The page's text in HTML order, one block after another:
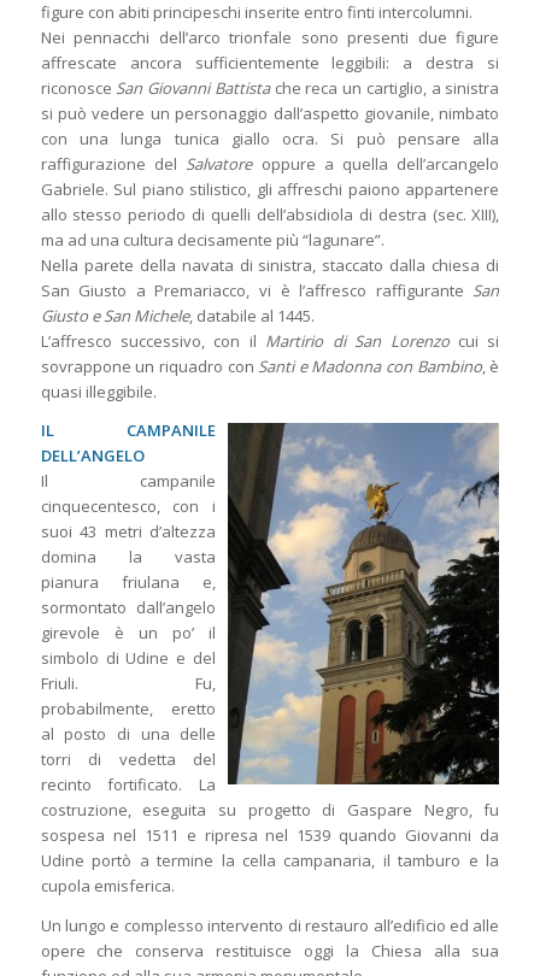
figure con abiti principeschi inserite entro finti intercolumni.
Nei pennacchi dell’arco trionfale sono presenti due figure
affrescate ancora sufficientemente leggibili: a destra si
riconosce San Giovanni Battista che reca un cartiglio, a sinistra
si può vedere un personaggio dall’aspetto giovanile, nimbato
con una lunga tunica giallo ocra. Si può pensare alla
raffigurazione del Salvatoreoppure a quella dell’arcangelo
Gabriele. Sul piano stilistico, gli affreschi paiono appartenere
allo stesso periodo di quelli dell’absidiola di destra (sec. XIII),
ma ad una cultura decisamente più “lagunare”.
Nella parete della navata di sinistra, staccato dalla chiesa di
San Giusto a Premariacco, vi è l’affresco raffigurante San
Giusto e San Michele, databile al 1445.
L’affresco successivo, con il Martirio di San Lorenzocui si
sovrappone un riquadro con Santi e Madonna con Bambino, è
quasi illeggibile.
IL CAMPANILE
DELL’ANGELO
Il campanile
cinquecentesco, con i
suoi 43 metri d’altezza
domina la vasta
pianura friulana e,
sormontato dall’angelo
girevole è un po’ il
simbolo di Udine e del
Friuli. Fu,
probabilmente, eretto
al posto di una delle
torri di vedetta del
recinto fortificato. La
costruzione, eseguita su progetto di Gaspare Negro, fu
sospesa nel 1511 e ripresa nel 1539 quando Giovanni da
Udine portò a termine la cella campanaria, il tamburo e la
cupola emisferica.
Un lungo e complesso intervento di restauro all’edificio ed alle
opere che conserva restituisce oggi la Chiesa alla sua